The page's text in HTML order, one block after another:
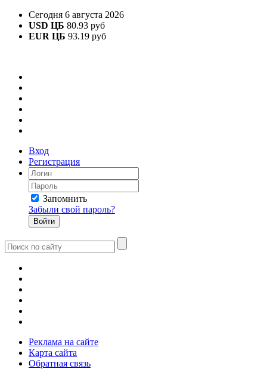
Сегодня 6 августа 2026
USD ЦБ 80.93 руб
EUR ЦБ 93.19 руб
Вход
Регистрация
Запомнить
Забыли свой пароль?
Реклама на сайте
Карта сайта
Обратная связь